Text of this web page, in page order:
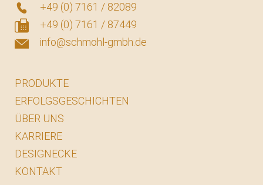
+49 (0) 7161 / 82089
+49 (0) 7161 / 87449
info@schmohl-gmbh.de
PRODUKTE
ERFOLGSGESCHICHTEN
ÜBER UNS
KARRIERE
DESIGNECKE
KONTAKT